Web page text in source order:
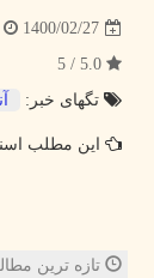
1400/02/27
تگهای خبر:
این مطلب
تازه ترین